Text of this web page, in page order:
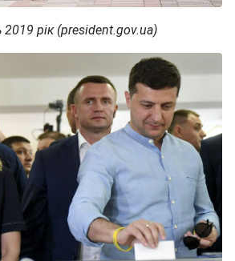
2019 рік (president.gov.ua)